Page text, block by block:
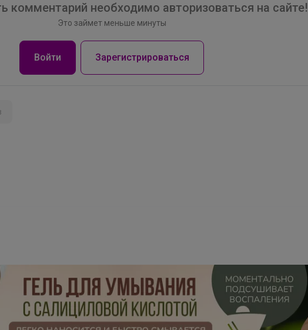
комментарий необходимо авторизоваться на сайте!
Это займет меньше минуты
Войти Зарегистрироваться
комплект для девочки